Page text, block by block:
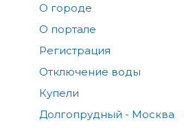
О городе
О портале
Регистрация
Отключение воды
Купели
Долгопрудный - Москва